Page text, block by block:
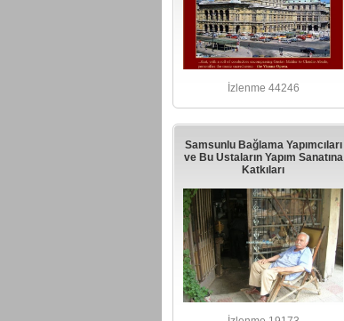
İzlenme 44246
Samsunlu Bağlama Yapımcıları
ve Bu Ustaların Yapım Sanatına
Katkıları